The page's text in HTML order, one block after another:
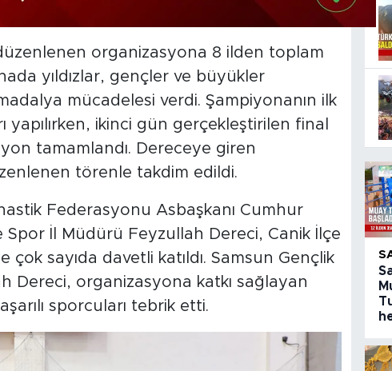
organizasyona 8 ilden toplam
yıldızlar, gençler ve büyükler
mücadelesi verdi. Şampiyonanın ilk
yapılırken, ikinci gün gerçekleştirilen final
tamamlandı. Dereceye giren
törenle takdim edildi.
Federasyonu Asbaşkanı Cumhur
Spor İl Müdürü Feyzullah Dereci, Canik İlçe
sayıda davetli katıldı. Samsun Gençlik
Dereci, organizasyona katkı sağlayan
sporcuları tebrik etti.